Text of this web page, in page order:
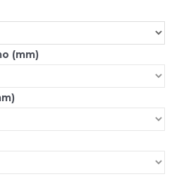
(mm)